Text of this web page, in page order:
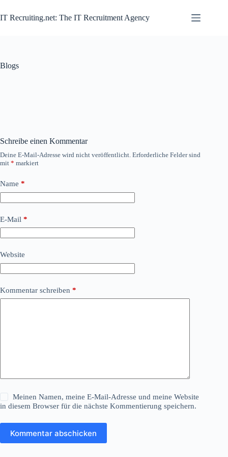
Inhalt
springen
IT Recruiting.net: The IT Recruitment Agency
Blogs
Schreibe einen Kommentar
Deine E-Mail-Adresse wird nicht veröffentlicht. Erforderliche Felder sind
mit * markiert
Name *
E-Mail *
Website
Kommentar schreiben *
Meinen Namen, meine E-Mail-Adresse und meine Website
in diesem Browser für die nächste Kommentierung speichern.
Kommentar abschicken